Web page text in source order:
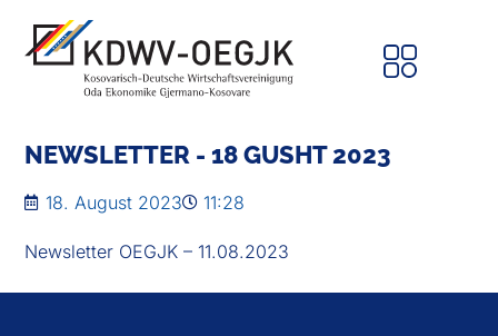
NEWSLETTER - 18 GUSHT 2023
18. August 2023 11:28
Newsletter OEGJK – 11.08.2023